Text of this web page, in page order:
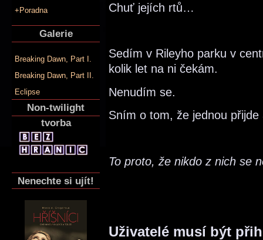
+Poradna
Galerie
Breaking Dawn, Part I.
Breaking Dawn, Part II.
Eclipse
Non-twilight
tvorba
Nenechte si ujít!
Chuť jejích rtů…
Sedím v Rileyho parku v
kolik let na ni čekám.
Nenudím se.
Sním o tom, že jednou
To proto, že nikdo z nich se
Uživatelé musí být